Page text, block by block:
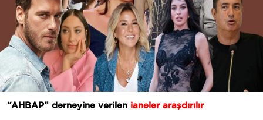
“AHBAP” dərnəyinə verilən ianələr araşdırılır